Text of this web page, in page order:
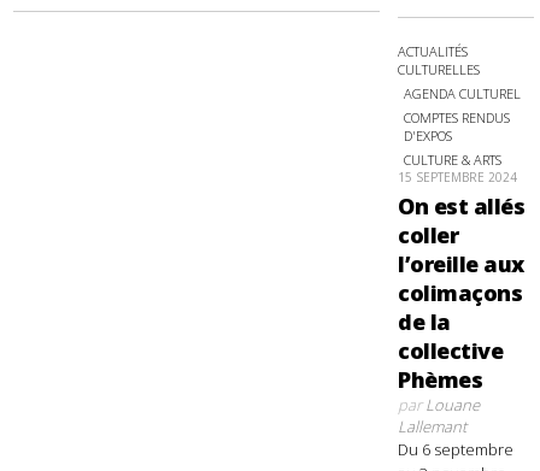
ACTUALITÉS
CULTURELLES
AGENDA CULTUREL
COMPTES RENDUS
D'EXPOS
CULTURE & ARTS
15 SEPTEMBRE 2024
On est allés
coller
l’oreille aux
colimaçons
de la
collective
Phèmes
parLouane
Lallemant
Du 6 septembre